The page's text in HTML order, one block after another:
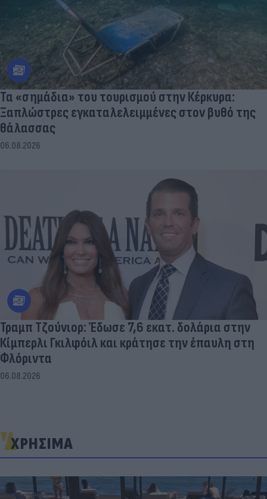
Τα «σημάδια» του τουρισμού στην Κέρκυρα:
Ξαπλώστρες εγκαταλελειμμένες στον βυθό της
θάλασσας
06.08.2026
Τραμπ Τζούνιορ: Έδωσε 7,6 εκατ. δολάρια στην
Κίμπερλι Γκιλφόιλ και κράτησε την έπαυλη στη
Φλόριντα
06.08.2026
ΧΡΗΣΙΜΑ